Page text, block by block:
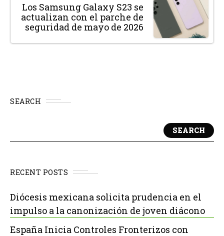
Los Samsung Galaxy S23 se
actualizan con el parche de
seguridad de mayo de 2026
SEARCH
SEARCH
RECENT POSTS
Diócesis mexicana solicita prudencia en el
impulso a la canonización de joven diácono
España Inicia Controles Fronterizos con